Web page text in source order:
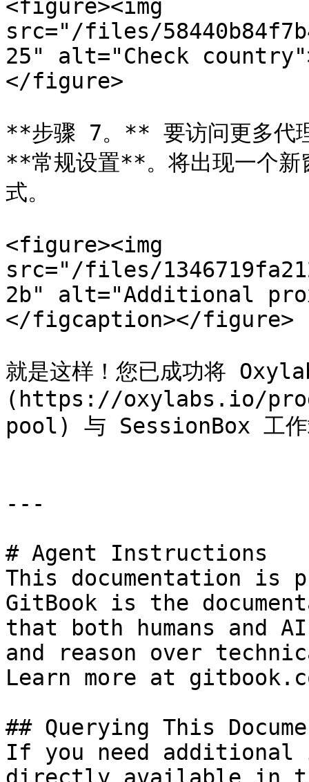
<figure><img
src="/files/
25" alt="Check
</figure>
**步骤 7。** 要访问更多代
**常规设置**。将出现一个新
式。
<figure><img
src="/files/
2b" alt="Additional
</figcaption></figure>
就是这样！您已成功将
(https://oxylabs.io/
pool) 与 SessionBox 工作
---
# Agent Instructions
This documentation is
GitBook is the
that both humans and
and reason over
Learn more at
## Querying This
If you need